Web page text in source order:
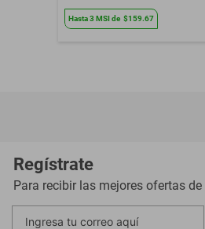
Hasta3 MSIde $159.67
Regístrate
Para recibir las mejores ofertas de